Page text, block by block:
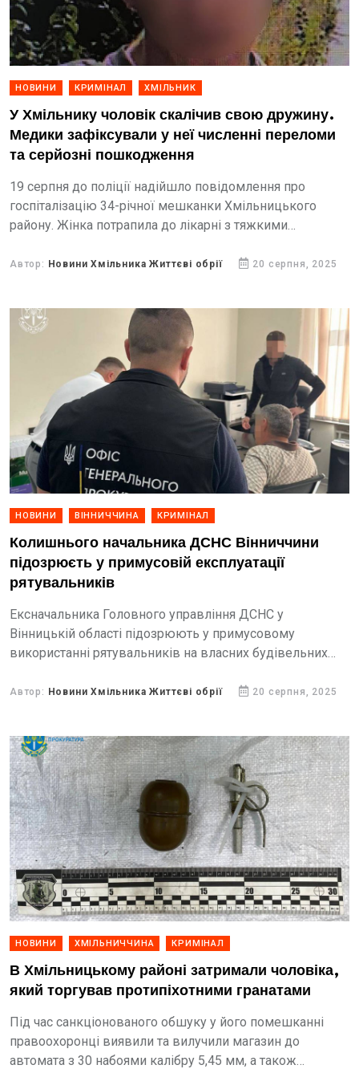
НОВИНИ КРИМІНАЛ ХМІЛЬНИК
У Хмільнику чоловік скалічив свою дружину.
Медики зафіксували у неї численні переломи
та серйозні пошкодження
19 серпня до поліції надійшло повідомлення про
госпіталізацію 34-річної мешканки Хмільницького
району. Жінка потрапила до лікарні з тяжкими
сімейного конфлікту. Медики зафіксували у потерпілої
Автор: Новини Хмільника Життєві обрії 20 серпня, 2025
НОВИНИ ВІННИЧЧИНА КРИМІНАЛ
Колишнього начальника ДСНС Вінниччини
підозрюєть у примусовій експлуатації
рятувальників
Ексначальника Головного управління ДСНС у
Вінницькій області підозрюють у примусовому
використанні рятувальників на власних будівельних
Автор: Новини Хмільника Життєві обрії 20 серпня, 2025
НОВИНИ ХМІЛЬНИЧЧИНА КРИМІНАЛ
В Хмільницькому районі затримали чоловіка,
який торгував протипіхотними гранатами
Під час санкціонованого обшуку у його помешканні
правоохоронці виявили та вилучили магазин до
автомата з 30 набоями калібру 5,45 мм, а також